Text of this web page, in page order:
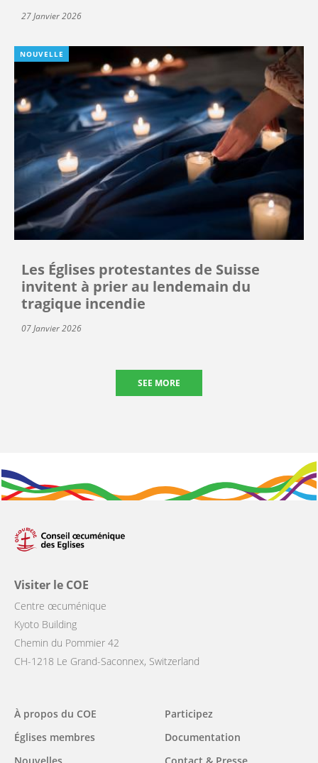
27 Janvier 2026
NOUVELLE
Les Églises protestantes de Suisse
invitent à prier au lendemain du
tragique incendie
07 Janvier 2026
SEE MORE
Visiter le COE
Centre œcuménique
Kyoto Building
Chemin du Pommier 42
CH-1218 Le Grand-Saconnex, Switzerland
Main
navigation
À propos du COE
Églises membres
Participez
Documentation